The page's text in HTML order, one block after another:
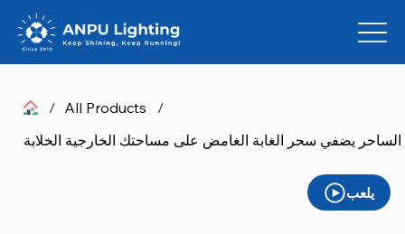
/ All Products
/
الساحر يضفي سحر الغابة الغامض على مساحتك الخارجية الخلابة
يلعب